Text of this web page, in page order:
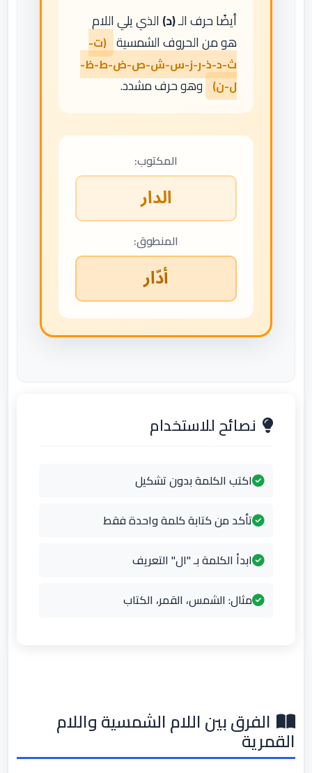
أيضًا حرف الـ(د)الذي يلي اللام
هو من الحروف الشمسية (ت-
ث-د-ذ-ر-ز-س-ش-ص-ض-ط-ظ-
ل-ن) وهو حرف مشدد.
المكتوب:
الدار
المنطوق:
أدّار
نصائح للاستخدام
اكتب الكلمة بدون تشكيل
تأكد من كتابة كلمة واحدة فقط
ابدأ الكلمة بـ "ال" التعريف
مثال: الشمس، القمر، الكتاب
الفرق بين اللام الشمسية واللام
القمرية